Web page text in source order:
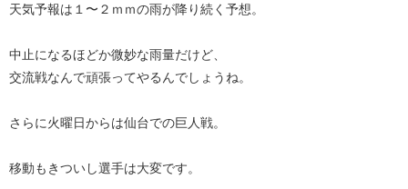
天気予報は１〜２ｍｍの雨が降り続く予想。
中止になるほどか微妙な雨量だけど、
交流戦なんで頑張ってやるんでしょうね。
さらに火曜日からは仙台での巨人戦。
移動もきついし選手は大変です。